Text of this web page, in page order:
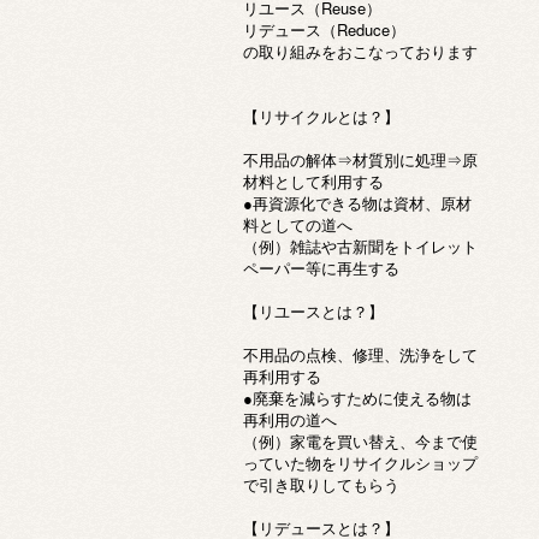
リユース（Reuse）
リデュース（Reduce）
の取り組みをおこなっております
【リサイクルとは？】
不用品の解体⇒材質別に処理⇒原
材料として利用する
●再資源化できる物は資材、原材
料としての道へ
（例）雑誌や古新聞をトイレット
ペーパー等に再生する
【リユースとは？】
不用品の点検、修理、洗浄をして
再利用する
●廃棄を減らすために使える物は
再利用の道へ
（例）家電を買い替え、今まで使
っていた物をリサイクルショップ
で引き取りしてもらう
【リデュースとは？】